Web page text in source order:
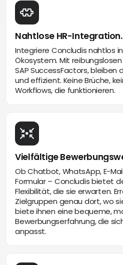
Nahtlose HR-Integration.
Integriere Concludis nahtlos
Ökosystem. Mit reibungslosen
SAP SuccessFactors, bleiben
und effizient. Keine Brüche,
Workflows, die funktionieren.
Vielfältige
Ob Chatbot, WhatsApp, E-
Formular – Concludis bietet
Flexibilität, die sie erwarten.
Zielgruppen genau dort, wo
biete ihnen eine bequeme,
Bewerbungserfahrung, die
anpasst.